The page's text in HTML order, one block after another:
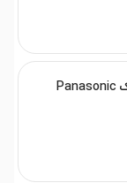
ویدئو پروژکتور پاناسونیک Panasonic